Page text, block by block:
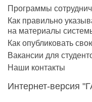
Программы
Как правильно
на материалы
Как опубликовать
Вакансии для
Наши контакты
Интернет-версия